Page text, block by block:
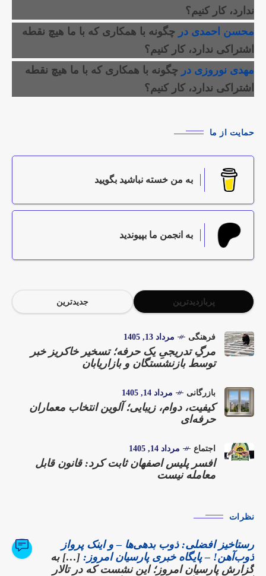
ندارد، کار کنیم؟
محسن احمدی در چگونه با همکاری که با ما هیچ نقطه
اشتراکی ندارد، کار کنیم؟
مهدی نوروزی در چگونه با همکاری که با ما هیچ نقطه
اشتراکی ندارد، کار کنیم؟
حمایت از ما
به من خسته نباشید بگویید
به انجمن ما بپیوندید
پربازدیدترین جدیدترین
فرهنگی مرداد 13, 1405
مرگِ تدریجیِ یک حرفه؛ تسخیر خاکریز خبر
توسط بازنشستگان و بازاریابان
بازرگانی مرداد 14, 1405
کیفیت، دوام، زیبایی؛ آلوین انتخاب معماران
حرفه‌ای
اجتماع مرداد 14, 1405
افسر پلیس اصفهان ثابت کرد: قانون قابل
معامله نیست
نظرات
رستاخیز افضلی: ذوب بدهی‌ها – و اینک پرواز
ذوب‌آهن! – پایگاه خبری پارسیان امروز: […] به
گزارش پارسیان امروز؛ این نشست که در تالار